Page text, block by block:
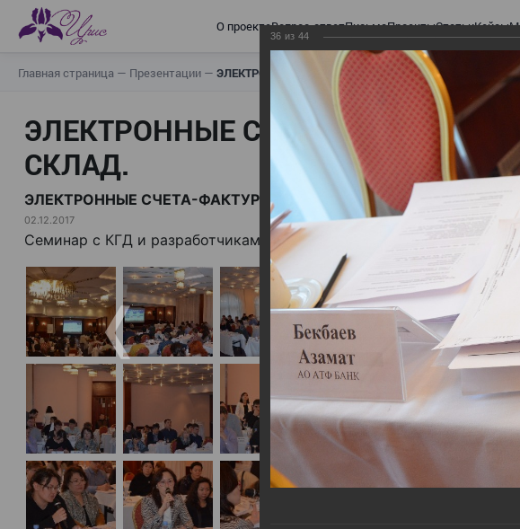
О проектеВопрос-ответПисьмаПроектыСтатьиКейсы
Главная страница — Презентации — ЭЛЕКТРОННЫЕ СЧЕТА-ФАКТУРЫ. ВИРТУАЛЬНЫЙ
ЭЛЕКТРОННЫЕ СЧЕТА-ФАКТУРЫ.
СКЛАД.
ЭЛЕКТРОННЫЕ СЧЕТА-ФАКТУРЫ. ВИРТУАЛЬНЫЙ СКЛАД.
02.12.2017
Семинар с КГД и разработчиками
36 из 44